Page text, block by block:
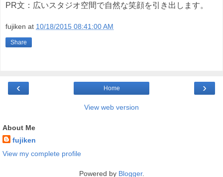
PR文：広いスタジオ空間で自然な笑顔を引き出します。
fujiken at 10/18/2015 08:41:00 AM
Share
‹ ›
Home
View web version
About Me
fujiken
View my complete profile
Powered by Blogger.